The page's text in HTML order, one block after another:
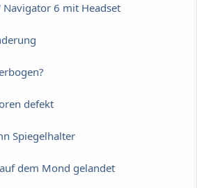
6 mit Headset
defekt
Spiegelhalter
dem Mond gelandet